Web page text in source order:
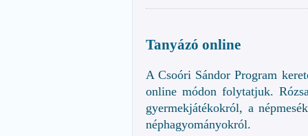
Tanyázó online
A Csoóri Sándor Program
online módon folytatjuk.
gyermekjátékokról, a
néphagyományokról.